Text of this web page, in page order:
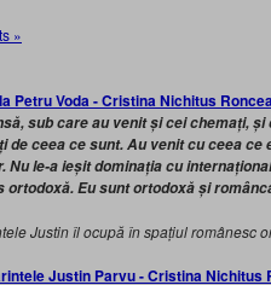
»
sub care au venit și cei chemați,
de ceea ce sunt. Au venit cu ceea
Nu le-a ieșit dominația cu
ortodoxă. Eu sunt ortodoxă și
Justin îl ocupă în spațiul românesc